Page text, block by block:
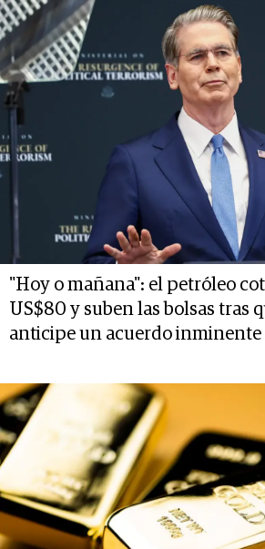
"Hoy o mañana": el petróleo
US$80 y suben las bolsas tras
anticipe un acuerdo inminente